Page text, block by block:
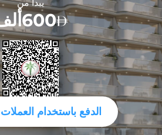
يبدأ من
600ألف
الدفع باستخدام